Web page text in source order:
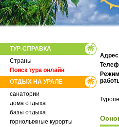
ТУР-СПРАВКА
Страны
Поиск тура онлайн
ОТДЫХ НА УРАЛЕ
санатории
дома отдыха
базы отдыха
горнолыжные курорты
Режим